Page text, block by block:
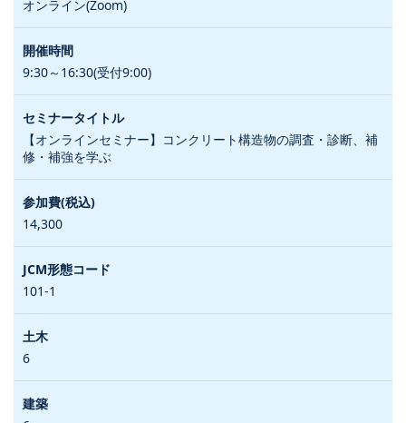
オンライン(Zoom)
9:30～16:30(受付9:00)
【オンラインセミナー】コンクリート構造物の調査・診断、補
修・補強を学ぶ
14,300
101-1
6